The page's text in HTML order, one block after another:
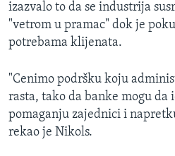
izazvalo to da se industrija
"vetrom u pramac" dok je
potrebama klijenata.
"Cenimo podršku koju
rasta, tako da banke mogu da
pomaganju zajednici i
rekao je Nikols.